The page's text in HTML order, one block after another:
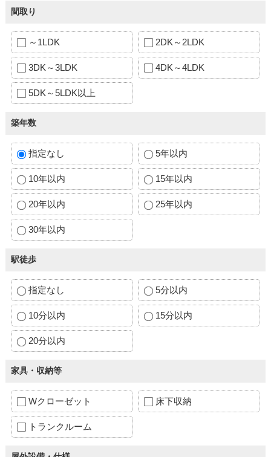
間取り
～1LDK 2DK～2LDK
3DK～3LDK 4DK～4LDK
5DK～5LDK以上
築年数
指定なし 5年以内
10年以内 15年以内
20年以内 25年以内
30年以内
駅徒歩
指定なし 5分以内
10分以内 15分以内
20分以内
家具・収納等
Wクローゼット 床下収納
トランクルーム